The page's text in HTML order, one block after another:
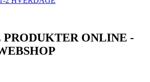
PRODUKTER ONLINE -